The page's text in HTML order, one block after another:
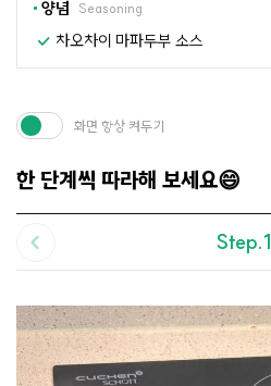
양념 Seasoning
차오차이 마파두부 소스
한 단계씩 따라해 보세요😄
화면 항상 켜두기
Step.1